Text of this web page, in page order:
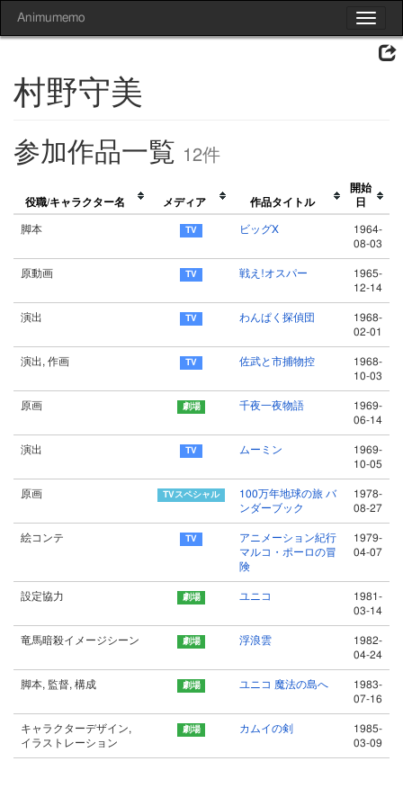
Toggle
Animumemo
村野守美
参加作品一覧 12件
役職/キャラクター名 メディア 作品タイトル
開始
日
脚本 ビッグX
1964-
08-03
原動画 戦え!オスパー
1965-
12-14
演出 わんぱく探偵団
1968-
02-01
演出, 作画 佐武と市捕物控
1968-
10-03
原画 千夜一夜物語
1969-
06-14
演出 ムーミン
1969-
10-05
原画
100万年地球の旅 バ
ンダーブック
1978-
08-27
絵コンテ
アニメーション紀行
マルコ・ポーロの冒
険
1979-
04-07
設定協力 ユニコ
1981-
03-14
竜馬暗殺イメージシーン 浮浪雲
1982-
04-24
脚本, 監督, 構成 ユニコ 魔法の島へ
1983-
07-16
キャラクターデザイン,
イラストレーション
カムイの剣
1985-
03-09